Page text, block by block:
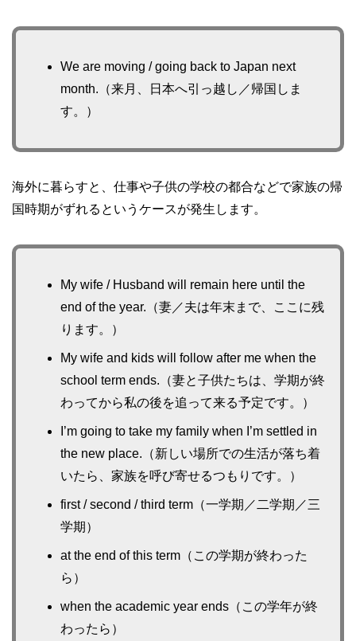
We are moving / going back to Japan next
month.（来月、日本へ引っ越し／帰国しま
す。）
海外に暮らすと、仕事や子供の学校の都合などで家族の帰
国時期がずれるというケースが発生します。
My wife / Husband will remain here until the
end of the year.（妻／夫は年末まで、ここに残
ります。）
My wife and kids will follow after me when the
school term ends.（妻と子供たちは、学期が終
わってから私の後を追って来る予定です。）
I’m going to take my family when I’m settled in
the new place.（新しい場所での生活が落ち着
いたら、家族を呼び寄せるつもりです。）
first / second / third term（一学期／二学期／三
学期）
at the end of this term（この学期が終わった
ら）
when the academic year ends（この学年が終
わったら）